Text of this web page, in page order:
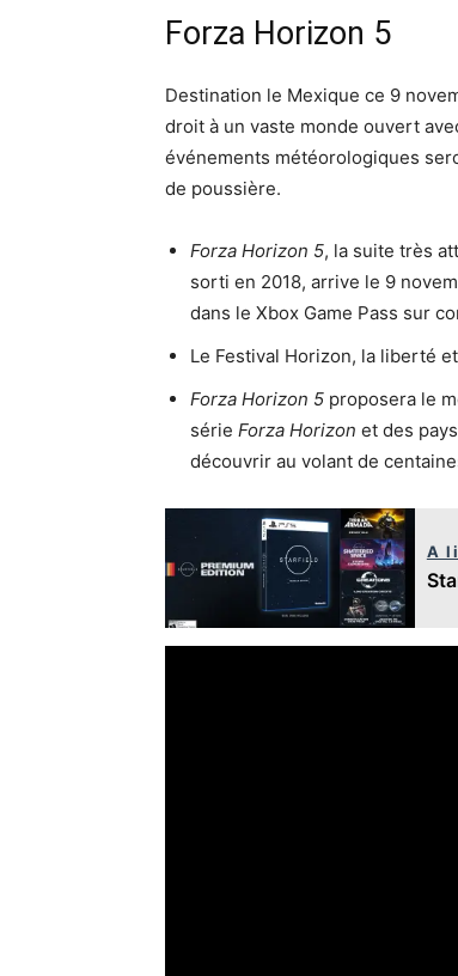
Forza Horizon 5
Destination le Mexique ce 9
droit à un vaste monde ouvert
événements météorologiques
de poussière.
Forza Horizon 5, la suite très
sorti en 2018, arrive le 9
dans le Xbox Game Pass sur
Le Festival Horizon, la liberté
Forza Horizon 5 proposera le
série Forza Horizon et des
découvrir au volant de
A